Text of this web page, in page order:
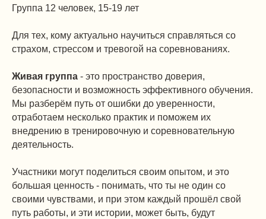
Группа 12 человек, 15-19 лет
Для тех, кому актуально научиться справляться со
страхом, стрессом и тревогой на соревнованиях.
Живая группа - это пространство доверия,
безопасности и возможность эффективного обучения.
Мы разберём путь от ошибки до уверенности,
отработаем несколько практик и поможем их
внедрению в тренировочную и соревновательную
деятельность.
Участники могут поделиться своим опытом, и это
большая ценность - понимать, что ты не один со
своими чувствами, и при этом каждый прошёл свой
путь работы, и эти истории, может быть, будут